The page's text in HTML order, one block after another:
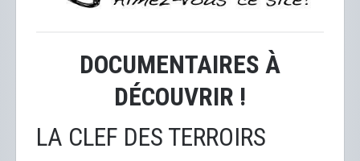
DOCUMENTAIRES À
DÉCOUVRIR !
LA CLEF DES TERROIRS